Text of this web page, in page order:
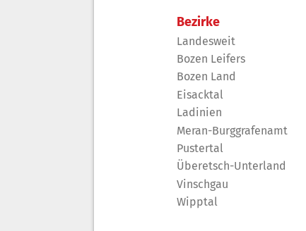
Bezirke
Landesweit
Bozen Leifers
Bozen Land
Eisacktal
Ladinien
Meran-Burggrafenamt
Pustertal
Überetsch-Unterland
Vinschgau
Wipptal